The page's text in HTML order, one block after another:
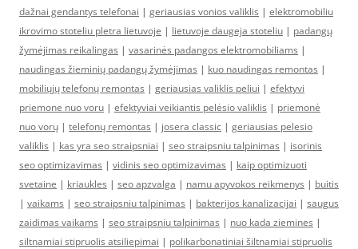
dažnai gendantys telefonai | geriausias vonios valiklis | elektromobiliu
ikrovimo stoteliu pletra lietuvoje | lietuvoje daugeja stoteliu | padangų
žymėjimas reikalingas | vasarinės padangos elektromobiliams |
naudingas žieminių padangų žymėjimas | kuo naudingas remontas |
mobiliųjų telefonų remontas | geriausias valiklis peliui | efektyvi
priemone nuo voru | efektyviai veikiantis pelėsio valiklis | priemonė
nuo vorų | telefonų remontas | josera classic | geriausias pelesio
valiklis | kas yra seo straipsniai | seo straipsniu talpinimas | isorinis
seo optimizavimas | vidinis seo optimizavimas | kaip optimizuoti
svetaine | kriaukles | seo apzvalga | namu apyvokos reikmenys | buitis
| vaikams | seo straipsniu talpinimas | bakterijos kanalizacijai | saugus
zaidimas vaikams | seo straipsniu talpinimas | nuo kada ziemines |
siltnamiai stipruolis atsiliepimai | polikarbonatiniai šiltnamiai stipruolis